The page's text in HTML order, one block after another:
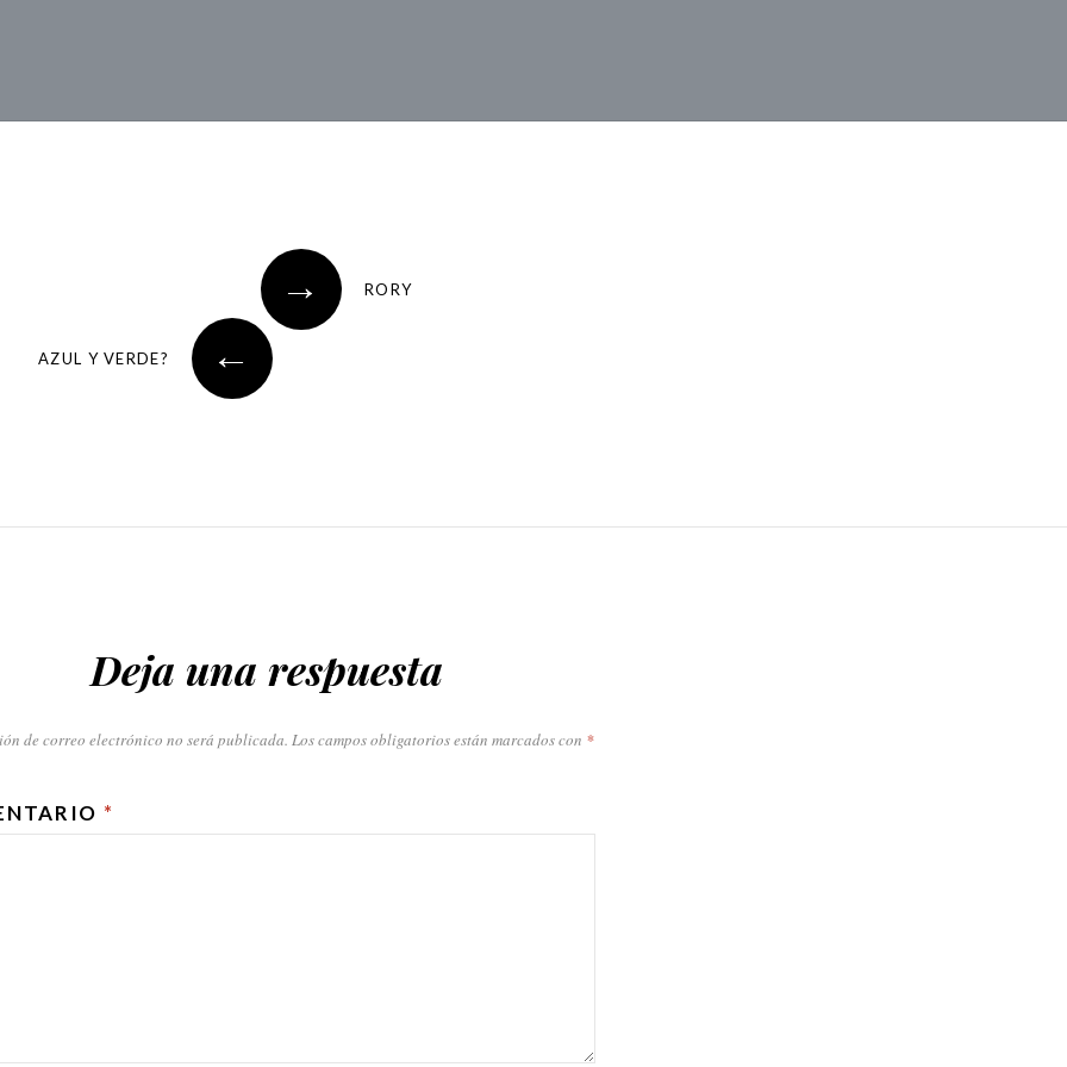
→ RORY
←
AZUL Y VERDE?
Deja una respuesta
de correo electrónico no será publicada. Los campos obligatorios están marcados con *
*